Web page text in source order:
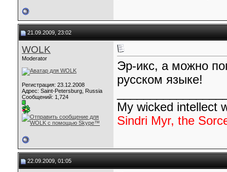
21.09.2009, 23:02
WOLK
Moderator
Регистрация: 23.12.2008
Адрес: Saint-Petersburg, Russia
Сообщений: 1,724
Эр-икс, а можно
русском языке!
My wicked intellect
Sindri Myr, the
22.09.2009, 01:05